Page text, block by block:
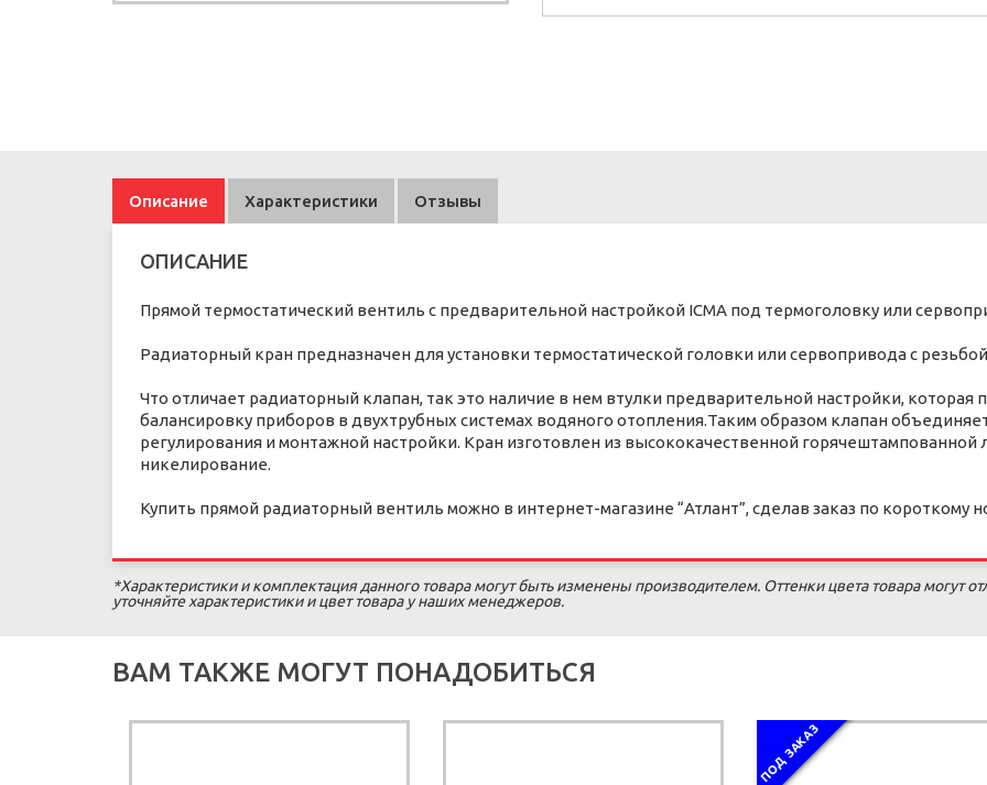
Описание Характеристики Отзывы
ОПИСАНИЕ
Прямой термостатический вентиль с предварительной настройкой ICMA под термоголовку или
Радиаторный кран предназначен для установки термостатической головки или сервопривода с резьбой
Что отличает радиаторный клапан, так это наличие в нем втулки предварительной настройки,
балансировку приборов в двухтрубных системах водяного отопления.Таким образом клапан
регулирования и монтажной настройки. Кран изготовлен из высококачественной
никелирование.
Купить прямой радиаторный вентиль можно в интернет-магазине “Атлант”, сделав заказ по короткому
*Характеристики и комплектация данного товара могут быть изменены производителем. Оттенки цвета товара могут
уточняйте характеристики и цвет товара у наших менеджеров.
ВАМ ТАКЖЕ МОГУТ ПОНАДОБИТЬСЯ
ПОД ЗАКАЗ